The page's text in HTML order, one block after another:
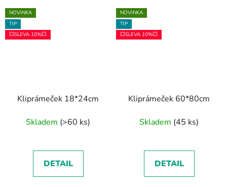
NOVINKA
TIP
💥SLEVA 10%💥
Kliprámeček 18*24cm
Skladem (>60 ks)
DETAIL
NOVINKA
TIP
💥SLEVA 10%💥
Kliprámeček 60*80cm
Skladem (45 ks)
DETAIL